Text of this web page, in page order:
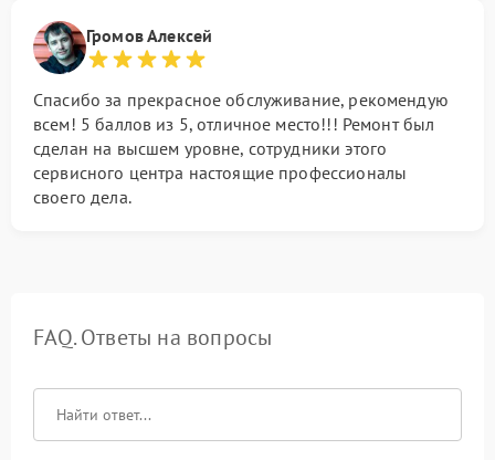
Громов Алексей
Спасибо за прекрасное обслуживание, рекомендую
всем! 5 баллов из 5, отличное место!!! Ремонт был
сделан на высшем уровне, сотрудники этого
сервисного центра настоящие профессионалы
своего дела.
FAQ. Ответы на вопросы